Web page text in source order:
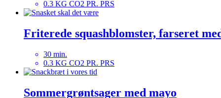
0.3 KG CO2 PR. PRS
Friterede squashblomster, farseret
30 min.
0.3 KG CO2 PR. PRS
Sommergrøntsager med mayo